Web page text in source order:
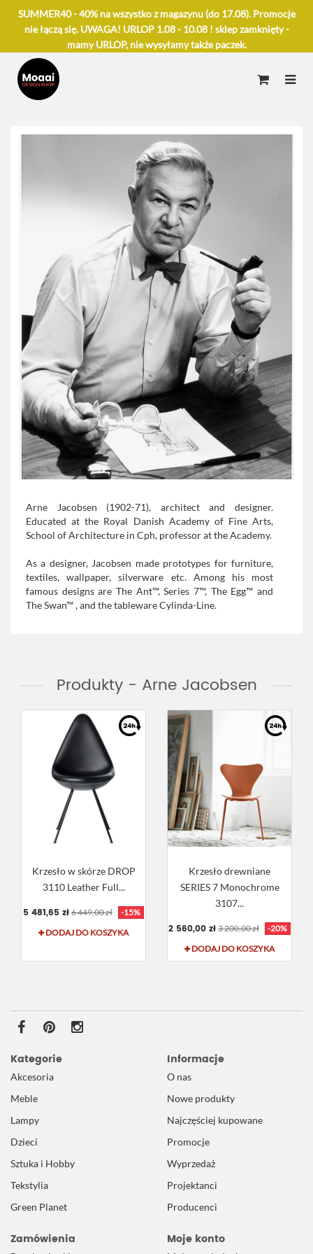
SUMMER40 - 40% na wszystko z magazynu (do 17.08). Promocje
nie łączą się. UWAGA! URLOP 1.08 - 10.08 ! sklep zamknięty -
mamy URLOP, nie wysyłamy także paczek.
Arne Jacobsen (1902-71), architect and designer.
Educated at the Royal Danish Academy of Fine Arts,
School of Architecture in Cph, professor at the Academy.
As a designer, Jacobsen made prototypes for furniture,
textiles, wallpaper, silverware etc. Among his most
famous designs are The Ant™, Series 7™, The Egg™ and
The Swan™ , and the tableware Cylinda-Line.
Produkty - Arne Jacobsen
Krzesło w skórze DROP
3110 Leather Full...
5 481,65 zł 6 449,00 zł
-15%
DODAJ DO KOSZYKA
Krzesło drewniane
SERIES 7 Monochrome
3107...
2 560,00 zł 3 200,00 zł
-20%
DODAJ DO KOSZYKA
Kategorie
Akcesoria
Meble
Lampy
Dzieci
Sztuka i Hobby
Tekstylia
Green Planet
Informacje
O nas
Nowe produkty
Najczęściej kupowane
Promocje
Wyprzedaż
Projektanci
Producenci
Zamówienia Moje konto